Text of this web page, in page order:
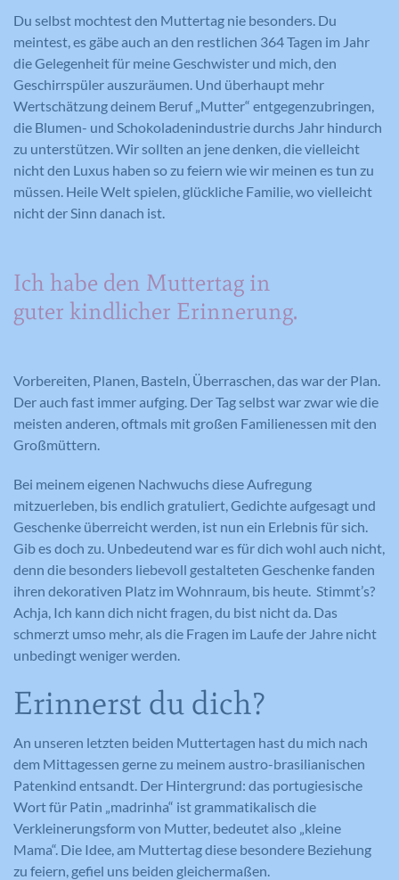
Du selbst mochtest den Muttertag nie besonders. Du
meintest, es gäbe auch an den restlichen 364 Tagen im Jahr
die Gelegenheit für meine Geschwister und mich, den
Geschirrspüler auszuräumen. Und überhaupt mehr
Wertschätzung deinem Beruf „Mutter“ entgegenzubringen,
die Blumen- und Schokoladenindustrie durchs Jahr hindurch
zu unterstützen. Wir sollten an jene denken, die vielleicht
nicht den Luxus haben so zu feiern wie wir meinen es tun zu
müssen. Heile Welt spielen, glückliche Familie, wo vielleicht
nicht der Sinn danach ist.
Ich habe den Muttertag in
guter kindlicher Erinnerung.
Vorbereiten, Planen, Basteln, Überraschen, das war der Plan.
Der auch fast immer aufging. Der Tag selbst war zwar wie die
meisten anderen, oftmals mit großen Familienessen mit den
Großmüttern.
Bei meinem eigenen Nachwuchs diese Aufregung
mitzuerleben, bis endlich gratuliert, Gedichte aufgesagt und
Geschenke überreicht werden, ist nun ein Erlebnis für sich.
Gib es doch zu. Unbedeutend war es für dich wohl auch nicht,
denn die besonders liebevoll gestalteten Geschenke fanden
ihren dekorativen Platz im Wohnraum, bis heute. Stimmt’s?
Achja, Ich kann dich nicht fragen, du bist nicht da. Das
schmerzt umso mehr, als die Fragen im Laufe der Jahre nicht
unbedingt weniger werden.
Erinnerst du dich?
An unseren letzten beiden Muttertagen hast du mich nach
dem Mittagessen gerne zu meinem austro-brasilianischen
Patenkind entsandt. Der Hintergrund: das portugiesische
Wort für Patin „madrinha“ ist grammatikalisch die
Verkleinerungsform von Mutter, bedeutet also „kleine
Mama“. Die Idee, am Muttertag diese besondere Beziehung
zu feiern, gefiel uns beiden gleichermaßen.